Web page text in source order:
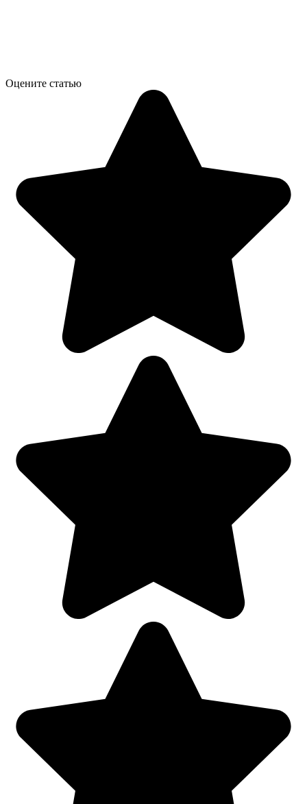
Оцените статью